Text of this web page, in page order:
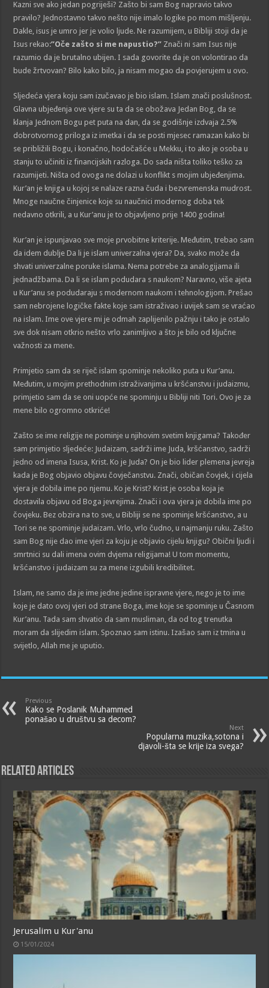
Kazni sve ako jedan pogriješi? Zašto bi sam Bog napravio takvo
pravilo? Jednostavno takvo nešto nije imalo logike po mom mišljenju.
Dakle, isus je umro jer je volio ljude. Ne razumijem, u Bibliji stoji da je
Isus rekao:”Oče zašto si me napustio?” Znači ni sam Isus nije
razumio da je brutalno ubijen. I sada govorite da je on volontirao da
bude žrtvovan? Bilo kako bilo, ja nisam mogao da povjerujem u ovo.
Sljedeća vjera koju sam izučavao je bio islam. Islam znači poslušnost.
Glavna ubjeđenja ove vjere su ta da se obožava Jedan Bog, da se
klanja Jednom Bogu pet puta na dan, da se godišnje izdvaja 2.5%
dobrotvornog priloga iz imetka i da se posti mjesec ramazan kako bi
se približili Bogu, i konačno, hodočašće u Mekku, i to ako je osoba u
stanju to učiniti iz financijskih razloga. Do sada ništa toliko teško za
razumijeti. Ništa od ovoga ne dolazi u konflikt s mojim ubjeđenjima.
Kur’an je knjiga u kojoj se nalaze razna čuda i bezvremenska mudrost.
Mnoge naučne činjenice koje su naučnici modernog doba tek
nedavno otkrili, a u Kur’anu je to objavljeno prije 1400 godina!
Kur’an je ispunjavao sve moje prvobitne kriterije. Međutim, trebao sam
da idem dublje Da li je islam univerzalna vjera? Da, svako može da
shvati univerzalne poruke islama. Nema potrebe za analogijama ili
jednadžbama. Da li se islam podudara s naukom? Naravno, više ajeta
u Kur’anu se podudaraju s modernom naukom i tehnologijom. Prešao
sam nebrojene logičke fakte koje sam istraživao i uvijek sam se vraćao
na islam. Ime ove vjere mi je odmah zaplijenilo pažnju i tako je ostalo
sve dok nisam otkrio nešto vrlo zanimljivo a što je bilo od ključne
važnosti za mene.
Primjetio sam da se riječ islam spominje nekoliko puta u Kur’anu.
Međutim, u mojim prethodnim istraživanjima u kršćanstvu i judaizmu,
primjetio sam da se oni uopće ne spominju u Bibliji niti Tori. Ovo je za
mene bilo ogromno otkriće!
Zašto se ime religije ne pominje u njihovim svetim knjigama? Također
sam primjetio sljedeće: Judaizam, sadrži ime Juda, kršćanstvo, sadrži
jedno od imena Isusa, Krist. Ko je Juda? On je bio lider plemena jevreja
kada je Bog objavio objavu čovječanstvu. Znači, običan čovjek, i cijela
vjera je dobila ime po njemu. Ko je Krist? Krist je osoba koja je
dostavila objavu od Boga jevrejima. Znači i ova vjera je dobila ime po
čovjeku. Bez obzira na to sve, u Bibliji se ne spominje kršćanstvo, a u
Tori se ne spominje judaizam. Vrlo, vrlo čudno, u najmanju ruku. Zašto
sam Bog nije dao ime vjeri za koju je objavio cijelu knjigu? Obični ljudi i
smrtnici su dali imena ovim dvjema religijama! U tom momentu,
kršćanstvo i judaizam su za mene izgubili kredibilitet.
Islam, ne samo da je ime jedne jedine ispravne vjere, nego je to ime
koje je dato ovoj vjeri od strane Boga, ime koje se spominje u Časnom
Kur’anu. Tada sam shvatio da sam musliman, da od tog trenutka
moram da slijedim islam. Spoznao sam istinu. Izašao sam iz tmina u
svijetlo, Allah me je uputio.
Previous
Kako se Poslanik Muhammed
ponašao u društvu sa decom?
Next
Popularna muzika,sotona i
djavoli-šta se krije iza svega?
Related Articles
Jerusalim u Kur'anu
15/01/2024